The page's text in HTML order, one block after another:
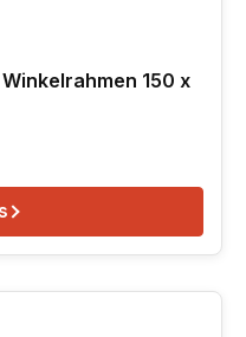
150 x